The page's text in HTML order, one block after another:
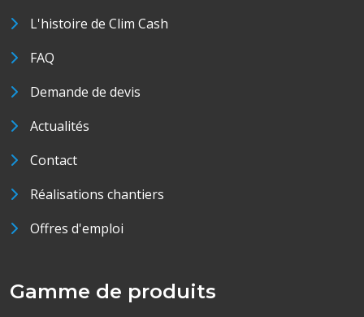
L'histoire de Clim Cash
FAQ
Demande de devis
Actualités
Contact
Réalisations chantiers
Offres d'emploi
Gamme de produits